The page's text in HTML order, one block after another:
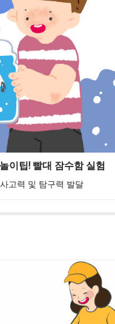
이팁! 빨대 잠수함 실험
사고력 및 탐구력 발달